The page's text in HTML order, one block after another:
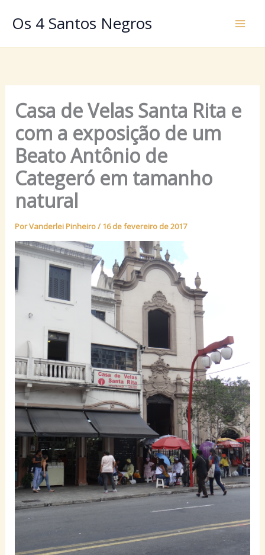
paraOs 4 Santos Negros
Casa de Velas Santa Rita e
com a exposição de um
Beato Antônio de
Categeró em tamanho
natural
PorVanderlei Pinheiro/ 16 de fevereiro de 2017